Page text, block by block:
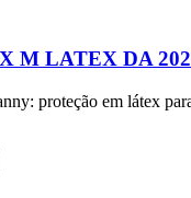
M LATEX DA
proteção em látex